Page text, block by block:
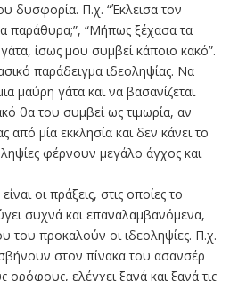
δυσφορία. Π.χ. “Έκλεισα τον
παράθυρα;”, “Μήπως ξέχασα τα
ίσως μου συμβεί κάποιο κακό”.
παράδειγμα ιδεοληψίας. Να
μαύρη γάτα και να βασανίζεται
θα του συμβεί ως τιμωρία, αν
από μία εκκλησία και δεν κάνει το
φέρνουν μεγάλο άγχος και
οι πράξεις, στις οποίες το
συχνά και επαναλαμβανόμενα,
του προκαλούν οι ιδεοληψίες. Π.χ.
στον πίνακα του ασανσέρ
ορόφους, ελέγχει ξανά και ξανά τις